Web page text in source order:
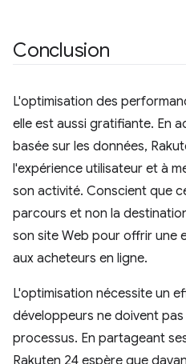
Conclusion
L'optimisation des
elle est aussi gratifiante. En
basée sur les données,
l'expérience utilisateur et à
son activité. Conscient que
parcours et non la
son site Web pour offrir une
aux acheteurs en ligne.
L'optimisation nécessite un
développeurs ne doivent
processus. En partageant